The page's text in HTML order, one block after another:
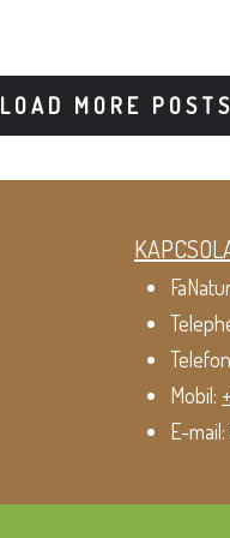
LOAD MORE POSTS
Mobil:
E-mail: